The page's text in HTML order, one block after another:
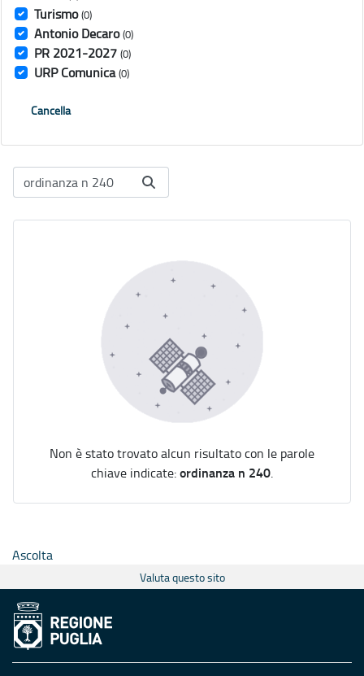
Turismo (0)
Antonio Decaro (0)
PR 2021-2027 (0)
URP Comunica (0)
Cancella
Non è stato trovato alcun risultato con le parole
chiave indicate:ordinanza n 240.
Ascolta
Valuta questo sito